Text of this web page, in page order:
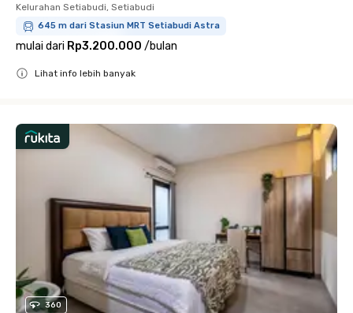
Kelurahan Setiabudi, Setiabudi
645 m dari Stasiun MRT Setiabudi Astra
mulai dari Rp3.200.000 /bulan
Lihat info lebih banyak
360